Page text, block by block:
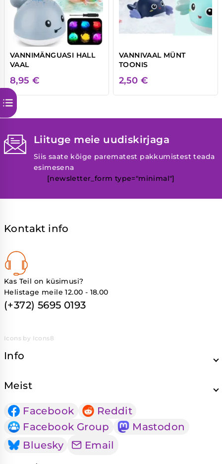
VANNIMÄNGUASI HALL
VAAL
8,95 €
VANNIVAAL MÜNT
TOONIS
2,50 €
Liituge meie uudiskirjaga
Siis saate kõige parematest pakkumistest teada
esimesena
[newsletter_form type="minimal"]
Kontakt info
Kas Teil on küsimusi?
Helistage meile 12.00 - 18.00
(+372) 5695 0193
Icons by Icons8
Info
Meist
Facebook
Reddit
Facebook Group
Mastodon
Bluesky
Email